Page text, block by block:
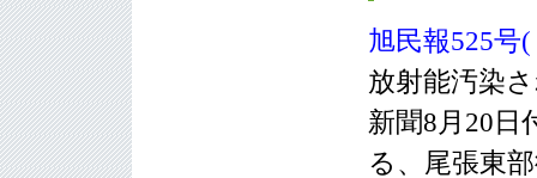
旭民報525号
放射能汚染
新聞8月20日
る、尾張東